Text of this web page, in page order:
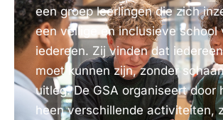
een groep leerlingen die zich
een veilige en inclusieve school
iedereen. Zij vinden dat
moet kunnen zijn, zonder
uitleg. De GSA organiseert door
heen verschillende activiteiten,